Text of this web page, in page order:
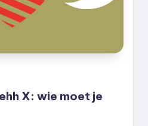
X: wie moet je